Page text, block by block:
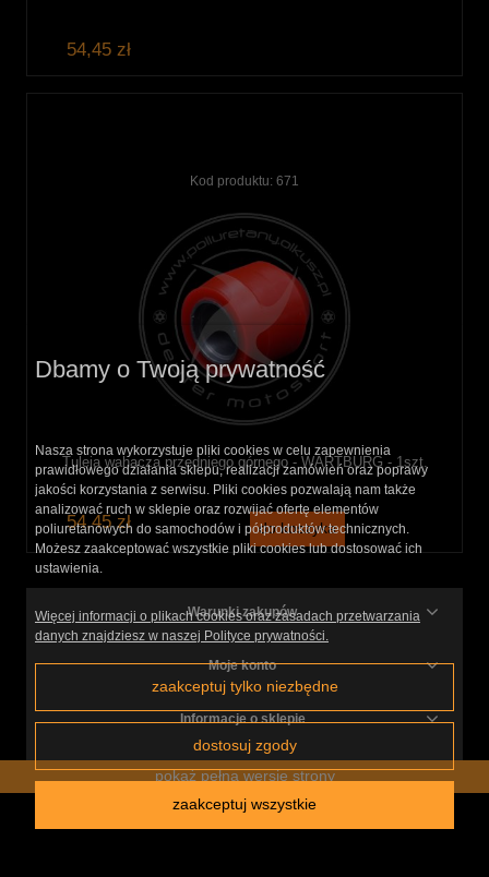
54,45 zł
Kod produktu: 671
Tuleja wahacza przedniego górnego - WARTBURG - 1szt.
54,45 zł do koszyka
Warunki zakupów
Moje konto
Informacje o sklepie
pokaż pełną wersję strony
Sklep internetowy Shoper.pl
Dbamy o Twoją prywatność
Nasza strona wykorzystuje pliki cookies w celu zapewnienia
prawidłowego działania sklepu, realizacji zamówień oraz poprawy
jakości korzystania z serwisu. Pliki cookies pozwalają nam także
analizować ruch w sklepie oraz rozwijać ofertę elementów
poliuretanowych do samochodów i półproduktów technicznych.
Możesz zaakceptować wszystkie pliki cookies lub dostosować ich
ustawienia.
Więcej informacji o plikach cookies oraz zasadach przetwarzania
danych znajdziesz w naszej Polityce prywatności.
zaakceptuj tylko niezbędne
dostosuj zgody
zaakceptuj wszystkie